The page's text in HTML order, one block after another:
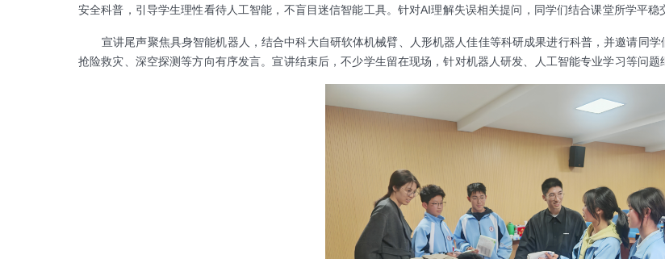
安全科普，引导学生理性看待人工智能，不盲目迷信智能工具。针对AI理解失误相关提问，同学们结合课堂所学平稳
宣讲尾声聚焦具身智能机器人，结合中科大自研软体机械臂、人形机器人佳佳等科研成果进行科普，并邀请同
抢险救灾、深空探测等方向有序发言。宣讲结束后，不少学生留在现场，针对机器人研发、人工智能专业学习等问题